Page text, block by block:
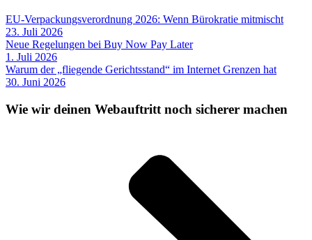
EU-Verpackungsverordnung 2026: Wenn Bürokratie mitmischt
23. Juli 2026
Neue Regelungen bei Buy Now Pay Later
1. Juli 2026
Warum der „fliegende Gerichtsstand“ im Internet Grenzen hat
30. Juni 2026
Wie wir deinen Webauftritt noch sicherer machen